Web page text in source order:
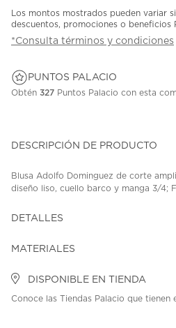
Los montos mostrados pueden variar
descuentos, promociones o beneficios
*Consulta términos y condiciones
PUNTOS PALACIO
Obtén 327 Puntos Palacio con esta
DESCRIPCIÓN DE PRODUCTO
Blusa Adolfo Dominguez de corte
diseño liso, cuello barco y manga 3/4;
DETALLES
MATERIALES
DISPONIBLE EN TIENDA
Conoce las Tiendas Palacio que tienen